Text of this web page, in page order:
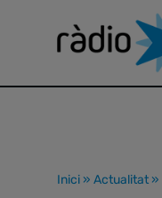
Inici » Actualitat »